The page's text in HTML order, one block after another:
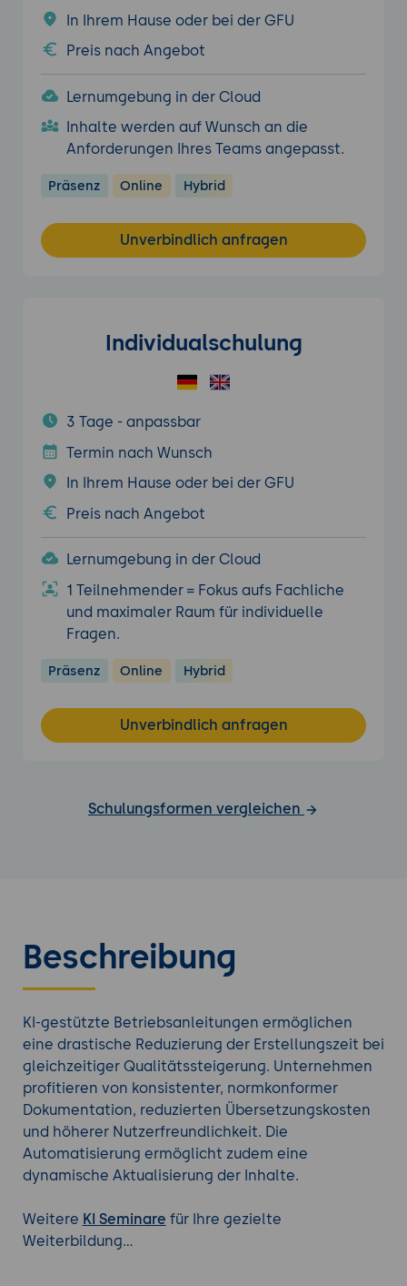
In Ihrem Hause oder bei der GFU
Preis nach Angebot
Lernumgebung in der Cloud
Inhalte werden auf Wunsch an die
Anforderungen Ihres Teams angepasst.
Präsenz Online Hybrid
Unverbindlich anfragen
Individualschulung
3 Tage - anpassbar
Termin nach Wunsch
In Ihrem Hause oder bei der GFU
Preis nach Angebot
Lernumgebung in der Cloud
1 Teilnehmender = Fokus aufs Fachliche
und maximaler Raum für individuelle
Fragen.
Präsenz Online Hybrid
Unverbindlich anfragen
Schulungsformen vergleichen
Beschreibung
KI-gestützte Betriebsanleitungen ermöglichen
eine drastische Reduzierung der Erstellungszeit bei
gleichzeitiger Qualitätssteigerung. Unternehmen
profitieren von konsistenter, normkonformer
Dokumentation, reduzierten Übersetzungskosten
und höherer Nutzerfreundlichkeit. Die
Automatisierung ermöglicht zudem eine
dynamische Aktualisierung der Inhalte.
Weitere KI Seminare für Ihre gezielte
Weiterbildung...